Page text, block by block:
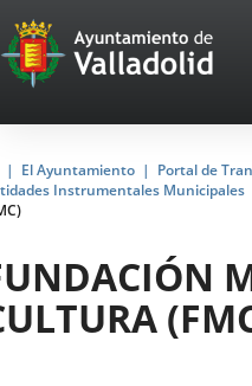
Portal
Web
del
de
Valladolid
El Ayuntamiento Portal de
Instrumentales Municipales